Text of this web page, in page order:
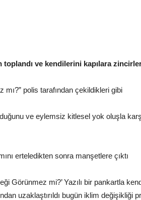
toplandı ve kendilerini kapılara
polis tarafından çekildikleri gibi
ve eylemsiz kitlesel yok oluşla
erteledikten sonra manşetlere çıktı
Görünmez mi?’ Yazılı bir pankartla
uzaklaştırıldı bugün iklim değişikliği